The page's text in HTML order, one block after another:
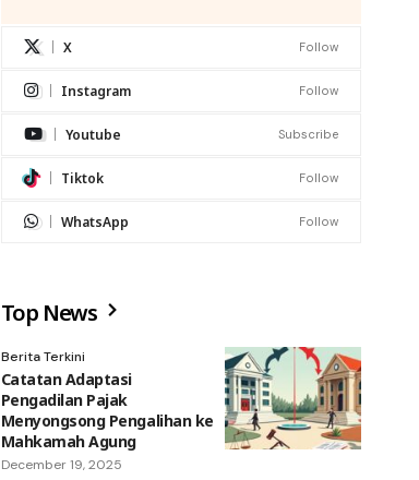
X Follow
Instagram Follow
Youtube Subscribe
Tiktok Follow
WhatsApp Follow
Top News
Berita Terkini
Catatan Adaptasi
Pengadilan Pajak
Menyongsong Pengalihan ke
Mahkamah Agung
December 19, 2025